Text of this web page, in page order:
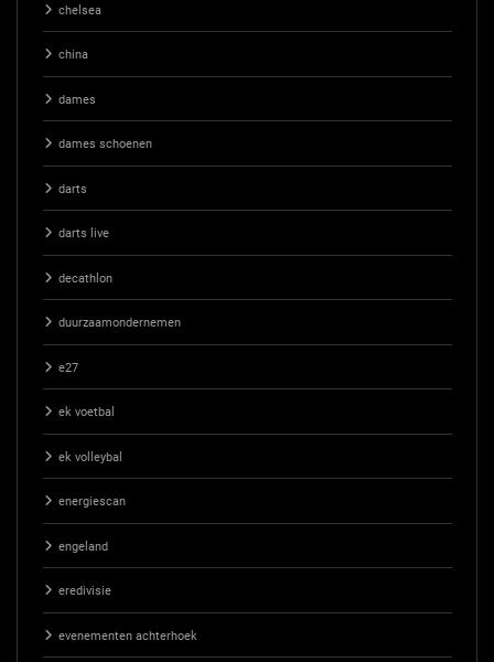
chelsea
china
dames
dames schoenen
darts
darts live
decathlon
duurzaamondernemen
e27
ek voetbal
ek volleybal
energiescan
engeland
eredivisie
evenementen achterhoek